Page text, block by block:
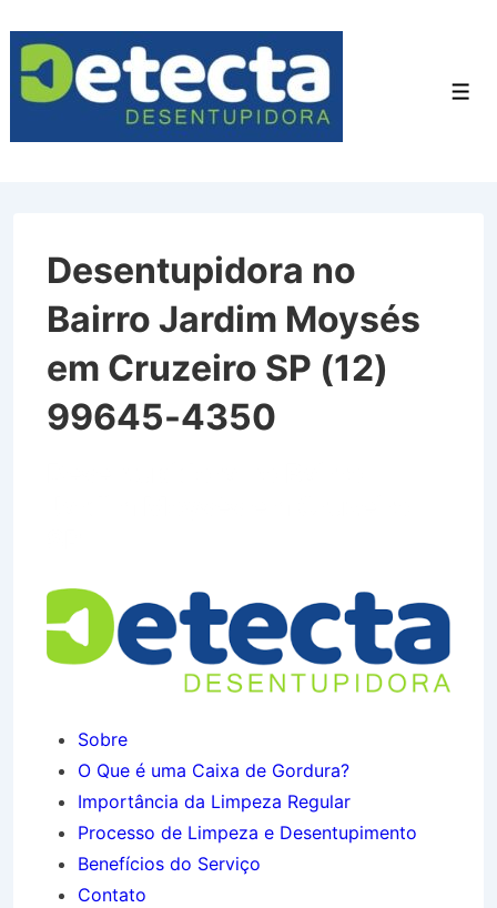
para
Conteúdo
Desentupidora no
Bairro Jardim Moysés
em Cruzeiro SP (12)
99645-4350
Sobre
O Que é uma Caixa de Gordura?
Importância da Limpeza Regular
Processo de Limpeza e Desentupimento
Benefícios do Serviço
Contato